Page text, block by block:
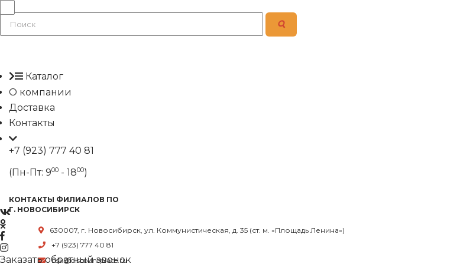
Каталог
О компании
Доставка
Контакты
+7 (923) 777 40 81
(Пн-Пт: 900 - 1800)
КОНТАКТЫ ФИЛИАЛОВ ПО
Г. НОВОСИБИРСК
630007, г. Новосибирск, ул. Коммунистическая, д. 35 (ст. м. «Площадь Ленина»)
+7 (923) 777 40 81
nsk@discountplace.ru
Заказать обратный звонок